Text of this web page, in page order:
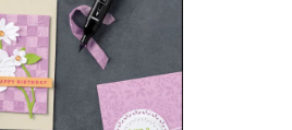
20. Januar 2025